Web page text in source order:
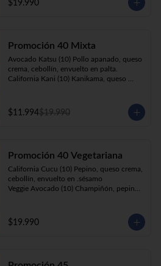
Kani Roll(10) Kanikama, queso crema,
$19.990
Promoción 40 Mixta
Avocado Katsu (10) Pollo apanado, queso
crema, cebollín, envuelto en palta.
California Kani (10) Kanikama, queso
crema, cebollín, apanado en panko.
Champi Roll (10) Champiñón, queso
$11.994$19.990
Promoción 40 Vegetariana
California Cucu (10) Pepino, queso crema,
cebollín, envuelto en .sésamo
Veggie Avocado (10) Champiñón, pepino,
crema envuelto en panko.
Champi Roll(10) Champiñón, queso
$19.990